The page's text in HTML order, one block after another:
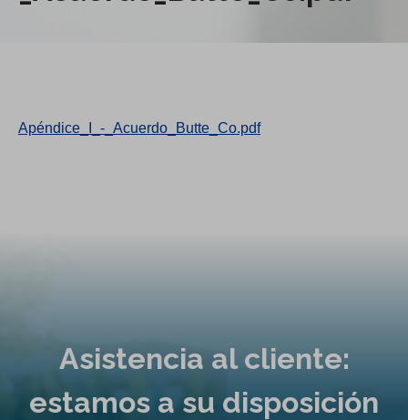
Apéndice_I_-_Acuerdo_Butte_Co.pdf
Asistencia al cliente:
estamos a su disposición